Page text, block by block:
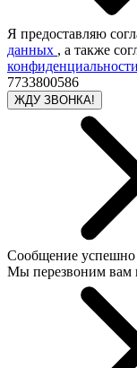
Я предоставляю
данных , а также
конфиденциальности
7733800586
ЖДУ ЗВОНКА!
Сообщение успешно
Мы перезвоним вам